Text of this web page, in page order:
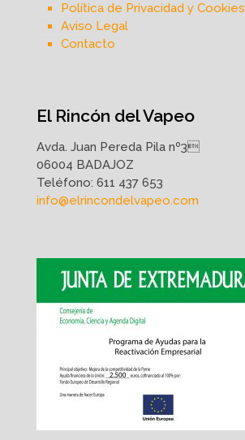
Política de Privacidad y Cookies
Aviso Legal
Contacto
El Rincón del Vapeo
Avda. Juan Pereda Pila nº3
06004 BADAJOZ
Teléfono: 611 437 653
info@elrincondelvapeo.com